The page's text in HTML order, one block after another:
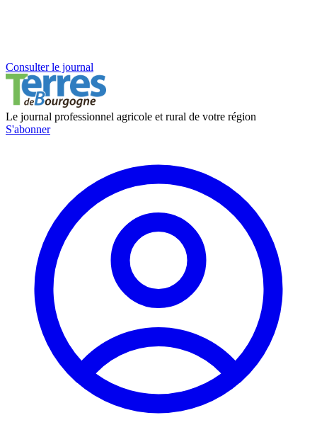
Consulter le journal
Le journal professionnel agricole et rural de votre région
S'abonner